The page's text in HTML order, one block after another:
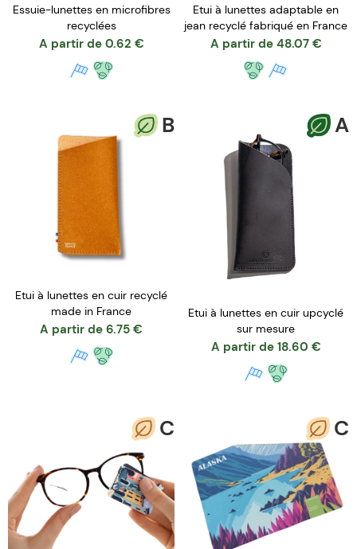
Essuie-lunettes en microfibres
recyclées
A partir de 0.62 €
Etui à lunettes adaptable en
jean recyclé fabriqué en France
A partir de 48.07 €
B
Etui à lunettes en cuir recyclé
made in France
A partir de 6.75 €
A
Etui à lunettes en cuir upcyclé
sur mesure
A partir de 18.60 €
C C